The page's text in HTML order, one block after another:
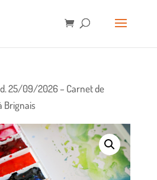
25/09/2026 – Carnet de
Brignais